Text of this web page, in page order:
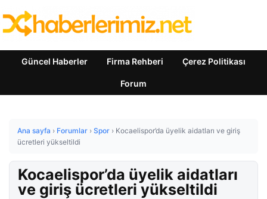
Güncel Haberler Firma Rehberi Çerez Politikası
Forum
Ana sayfa › Forumlar › Spor › Kocaelispor’da üyelik aidatları ve giriş
ücretleri yükseltildi
Kocaelispor’da üyelik aidatları
ve giriş ücretleri yükseltildi